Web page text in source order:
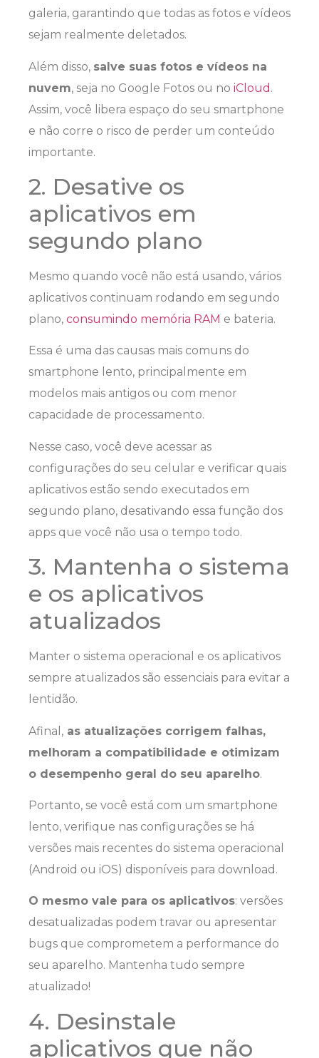
galeria, garantindo que todas as fotos e vídeos
sejam realmente deletados.
Além disso, salve suas fotos e vídeos na
nuvem, seja no Google Fotos ou no iCloud .
Assim, você libera espaço do seu smartphone
e não corre o risco de perder um conteúdo
importante.
2. Desative os
aplicativos em
segundo plano
Mesmo quando você não está usando, vários
aplicativos continuam rodando em segundo
plano, consumindo memória RAM e bateria.
Essa é uma das causas mais comuns do
smartphone lento, principalmente em
modelos mais antigos ou com menor
capacidade de processamento.
Nesse caso, você deve acessar as
configurações do seu celular e verificar quais
aplicativos estão sendo executados em
segundo plano, desativando essa função dos
apps que você não usa o tempo todo.
3. Mantenha o sistema
e os aplicativos
atualizados
Manter o sistema operacional e os aplicativos
sempre atualizados são essenciais para evitar a
lentidão.
Afinal, as atualizações corrigem falhas,
melhoram a compatibilidade e otimizam
o desempenho geral do seu aparelho.
Portanto, se você está com um smartphone
lento, verifique nas configurações se há
versões mais recentes do sistema operacional
(Android ou iOS) disponíveis para download.
O mesmo vale para os aplicativos: versões
desatualizadas podem travar ou apresentar
bugs que comprometem a performance do
seu aparelho. Mantenha tudo sempre
atualizado!
4. Desinstale
aplicativos que não